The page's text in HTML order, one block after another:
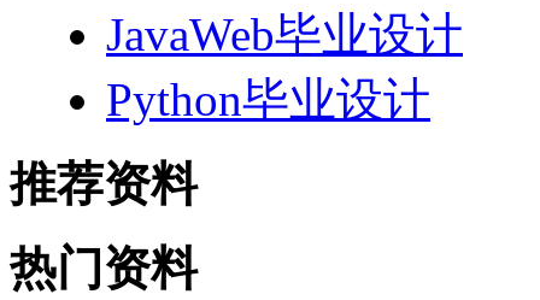
JavaWeb毕业设计
Python毕业设计
推荐资料
热门资料